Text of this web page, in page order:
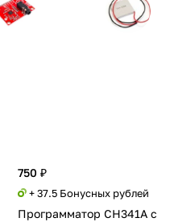
750 ₽
+ 37.5 Бонусных рублей
Программатор CH341A с